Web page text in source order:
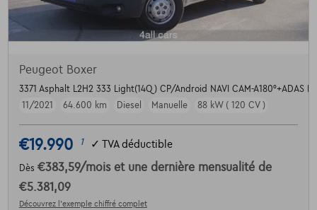
Peugeot Boxer
3371 Asphalt L2H2 333 Light(14Q) CP/Android NAVI CAM-A180°+ADAS
11/2021
64.600 km Diesel Manuelle 88 kW ( 120 CV )
€19.990 1 ✓ TVA déductible
Dès €383,59/mois et une dernière mensualité de
€5.381,09
Découvrez l’exemple chiffré complet